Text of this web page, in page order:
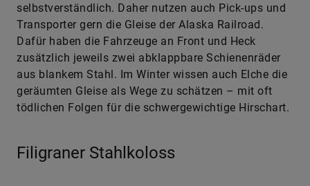
selbstverständlich. Daher nutzen auch Pick-ups und
Transporter gern die Gleise der ­Alaska Railroad.
Dafür haben die Fahrzeuge an Front und Heck
zusätzlich jeweils zwei abklapp­bare Schienen­räder
aus blankem Stahl. Im Winter ­wissen auch Elche die
geräumten Gleise als Wege zu schätzen – mit oft
tödlichen Folgen für die schwergewichtige Hirschart.
Filigraner Stahlkoloss